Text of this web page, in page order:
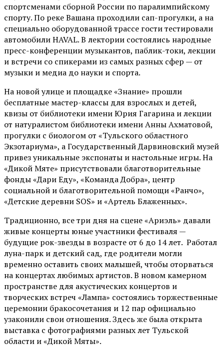
спортсменами сборной России по паралимпийскому
спорту. По реке Вашана проходили сап-прогулки, а на
специально оборудованной трассе гости тестировали
автомобили HAVAL. В лектории состоялись народные
пресс-конференции музыкантов, паблик-токи, лекции
и встречи со спикерами из самых разных сфер — от
музыки и медиа до науки и спорта.
На новой улице и площадке «Знание» прошли
бесплатные мастер-классы для взрослых и детей,
квизы от библиотеки имени Юрия Гагарина и лекции
от натуралистом библиотеки имени Анны Ахматовой,
прогулки с биологом от «Тульского областного
Экзотариума», а Государственный Дарвиновский музей
привез уникальные экспонаты и настольные игры. На
«Дикой Мяте» присутствовали благотворительные
фонды «Дари Еду», «Команда Добра», центр
социальной и благотворительной помощи «Ранчо»,
«Детские деревни SOS» и «Артель Блаженных».
Традиционно, все три дня на сцене«Ариэль» давали
живые концерты юные участники фестиваля —
будущие рок-звезды в возрасте от 6 до 14 лет. Работал
луна-парк и детский сад, где родители могли
временно оставить своих малышей, чтобы оторваться
на концертах любимых артистов. В новом камерном
пространстве для акустических концертов и
творческих встреч «Лампа» состоялись торжественные
церемонии бракосочетания и 12 пар официально
узаконили свои отношения. Здесь же была открыта
выставка с фотографиями разных лет Тульской
области и «Дикой Мяты».